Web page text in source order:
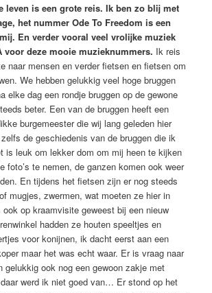
leven is een grote reis. Ik ben zo blij met
het nummer Ode To Freedom is een
En verder vooral veel vrolijke muziek
voor deze mooie muzieknummers. Ik reis
naar mensen en verder fietsen en fietsen om
We hebben gelukkig veel hoge bruggen
elke dag een rondje bruggen op de gewone
beter. Een van de bruggen heeft een
burgemeester die wij lang geleden hier
de geschiedenis van de bruggen die ik
is leuk om lekker dom om mij heen te kijken
foto’s te nemen, de ganzen komen ook weer
En tijdens het fietsen zijn er nog steeds
mugjes, zwermen, wat moeten ze hier in
op kraamvisite geweest bij een nieuw
hadden ze houten speeltjes en
voor konijnen, ik dacht eerst aan een
maar het was echt waar. Er is vraag naar
gelukkig ook nog een gewoon zakje met
werd ik niet goed van… Er stond op het